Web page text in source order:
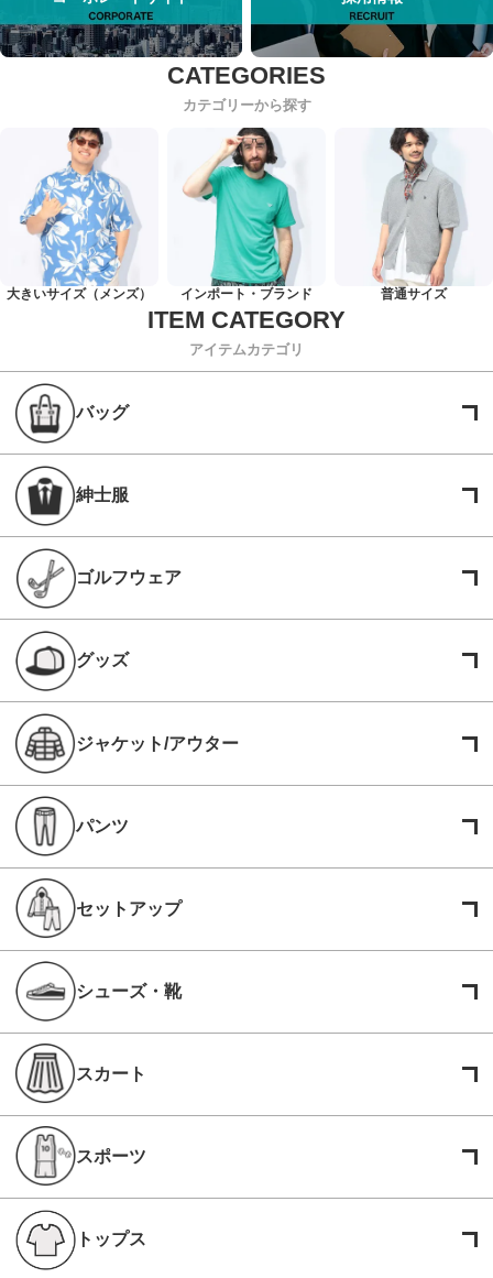
カテゴリーから探す
大きいサイズ（メンズ） インポート・ブランド 普通サイズ
アイテムカテゴリ
バッグ
紳士服
ゴルフウェア
グッズ
ジャケット/アウター
パンツ
セットアップ
シューズ・靴
スカート
スポーツ
トップス